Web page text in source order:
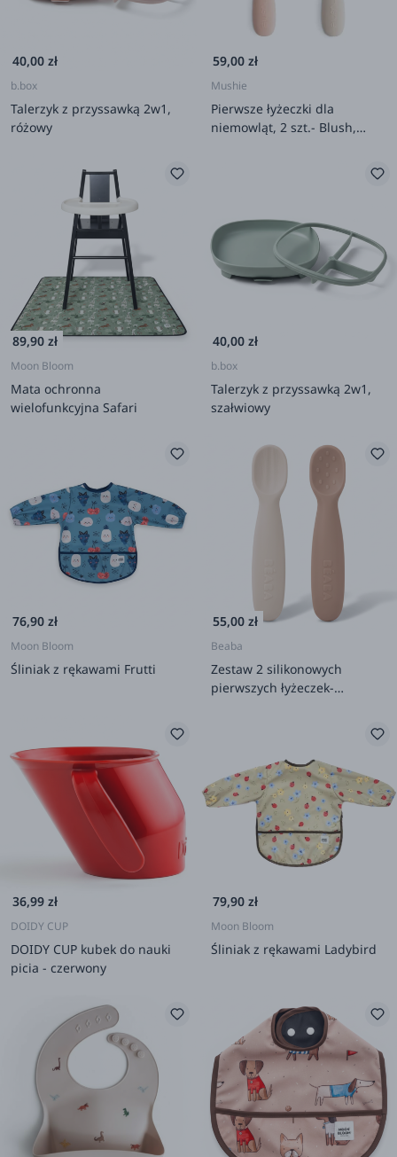
40,00 zł
b.box
Talerzyk z przyssawką 2w1,
różowy
59,00 zł
Mushie
Pierwsze łyżeczki dla
niemowląt, 2 szt.- Blush,
89,90 zł
Moon Bloom
Mata ochronna
wielofunkcyjna Safari
40,00 zł
b.box
Talerzyk z przyssawką 2w1,
szałwiowy
76,90 zł
Moon Bloom
Śliniak z rękawami Frutti
55,00 zł
Beaba
Zestaw 2 silikonowych
pierwszych łyżeczek-
36,99 zł
DOIDY CUP
DOIDY CUP kubek do nauki
picia - czerwony
79,90 zł
Moon Bloom
Śliniak z rękawami Ladybird